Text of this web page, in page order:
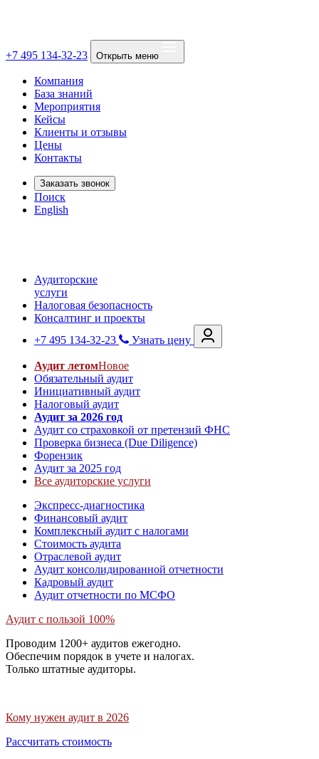
+7 495 134-32-23 Открыть меню
Компания
База знаний
Мероприятия
Кейсы
Клиенты и отзывы
Цены
Контакты
Заказать звонок
Поиск
English
Аудиторские
услуги
Налоговая безопасность
Консалтинг и проекты
+7 495 134-32-23
Узнать цену
Аудит летомНовое
Обязательный аудит
Инициативный аудит
Налоговый аудит
Аудит за 2026 год
Аудит со страховкой от претензий ФНС
Проверка бизнеса (Due Diligence)
Форензик
Аудит за 2025 год
Все аудиторские услуги
Экспресс-диагностика
Финансовый аудит
Комплексный аудит с налогами
Стоимость аудита
Отраслевой аудит
Аудит консолидированной отчетности
Кадровый аудит
Аудит отчетности по МСФО
Аудит с пользой 100%
Проводим 1200+ аудитов ежегодно.
Обеспечим порядок в учете и налогах.
Только штатные аудиторы.
Кому нужен аудит в 2026
Рассчитать стоимость